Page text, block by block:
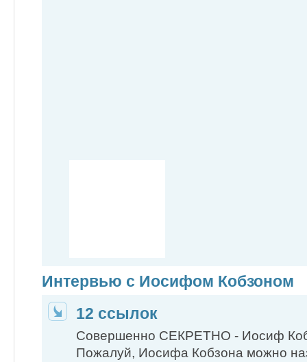
Интервью с Иосифом Кобзоном
12 ссылок
Совершенно СЕКРЕТНО - Иосиф
Пожалуй, Иосифа Кобзона можно